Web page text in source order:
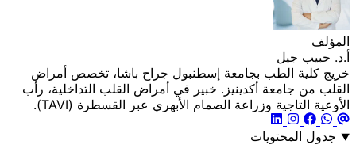
المؤلف
أ.د. حبيب جيل
خريج كلية الطب بجامعة إسطنبول جراح باشا، تخصص أمراض
القلب من جامعة أكدينيز. خبير في أمراض القلب التداخلية، رأب
الأوعية التاجية وزراعة الصمام الأبهري عبر القسطرة (TAVI).
جدول المحتويات